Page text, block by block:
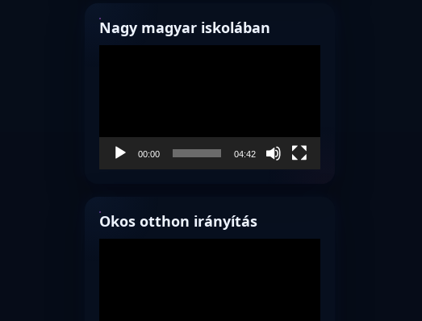
Nagy magyar iskolában
00:00 04:42
Okos otthon irányítás